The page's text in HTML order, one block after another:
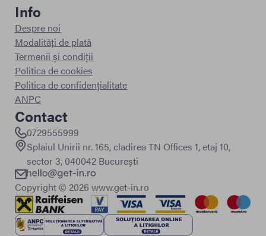
Info
Despre noi
Modalități de plată
Termenii și condiții
Politica de cookies
Politica de confidențialitate
ANPC
Contact
0729555999
Splaiul Unirii nr. 165, cladirea TN Offices 1, etaj 10,
sector 3, 040042 București
Copyright © 2026 www.get-in.ro